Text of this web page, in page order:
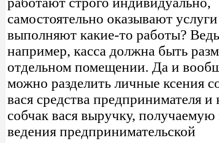
самостоятельно оказывают
выполняют какие-то работы?
например, касса должна быть
отдельном помещении. Да и
можно разделить личные ксения
вася средства предпринимателя и
собчак вася выручку,
ведения предпринимательской